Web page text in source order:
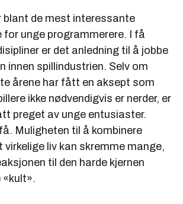
blant de mest interessante
for unge programmerere. I få
er det anledning til å jobbe
innen spillindustrien. Selv om
årene har fått en aksept som
ikke nødvendigvis er nerder, er
preget av unge entusiaster.
Muligheten til å kombinere
virkelige liv kan skremme mange,
til den harde kjernen
«kult».